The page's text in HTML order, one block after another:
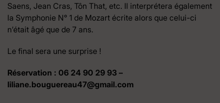
Saens, Jean Cras, Tôn That, etc. Il interprétera également
la Symphonie N° 1 de Mozart écrite alors que celui-ci
n’était âgé que de 7 ans.
Le final sera une surprise !
Réservation : 06 24 90 29 93 –
liliane.bouguereau47@gmail.com